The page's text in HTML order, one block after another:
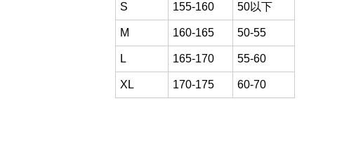
S 155-160 50以下
M 160-165 50-55
L 165-170 55-60
XL 170-175 60-70